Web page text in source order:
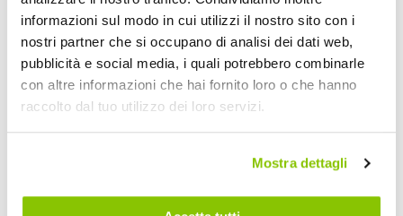
informazioni sul modo in cui utilizzi il nostro sito con i
nostri partner che si occupano di analisi dei dati web,
pubblicità e social media, i quali potrebbero combinarle
con altre informazioni che hai fornito loro o che hanno
raccolto dal tuo utilizzo dei loro servizi.
Mostra dettagli
Profumi spray SPRAY XXL Black Jack - AROMA CAR
AROMA CAR
150ml
5,95 €
Profumi spray
AROMA CAR
150ml
5,95 €